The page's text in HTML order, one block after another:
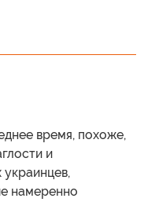
время, похоже,
и
намеренно